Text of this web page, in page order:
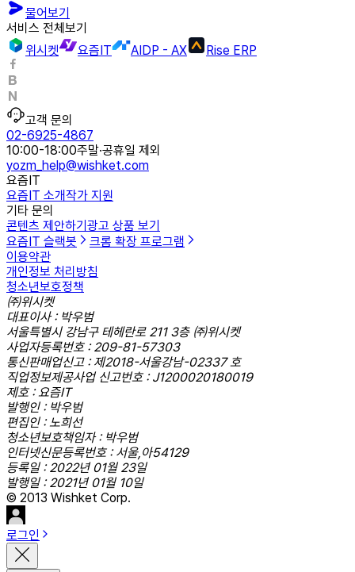
물어보기
서비스 전체보기
위시켓
요즘IT AIDP - AX Rise ERP
고객 문의
02-6925-4867
10:00-18:00주말·공휴일 제외
yozm_help@wishket.com
요즘IT
요즘IT 소개작가 지원
기타 문의
콘텐츠 제안하기 광고 상품 보기
요즘IT 슬랙봇
크롬 확장 프로그램
이용약관
개인정보 처리방침
청소년보호정책
㈜위시켓
대표이사 : 박우범
서울특별시 강남구 테헤란로 211 3층 ㈜위시켓
사업자등록번호 : 209-81-57303
통신판매업신고 : 제2018-서울강남-02337 호
직업정보제공사업 신고번호 : J1200020180019
제호 : 요즘IT
발행인 : 박우범
편집인 : 노희선
청소년보호책임자 : 박우범
인터넷신문등록번호 : 서울,아54129
등록일 : 2022년 01월 23일
발행일 : 2021년 01월 10일
© 2013 Wishket Corp.
로그인